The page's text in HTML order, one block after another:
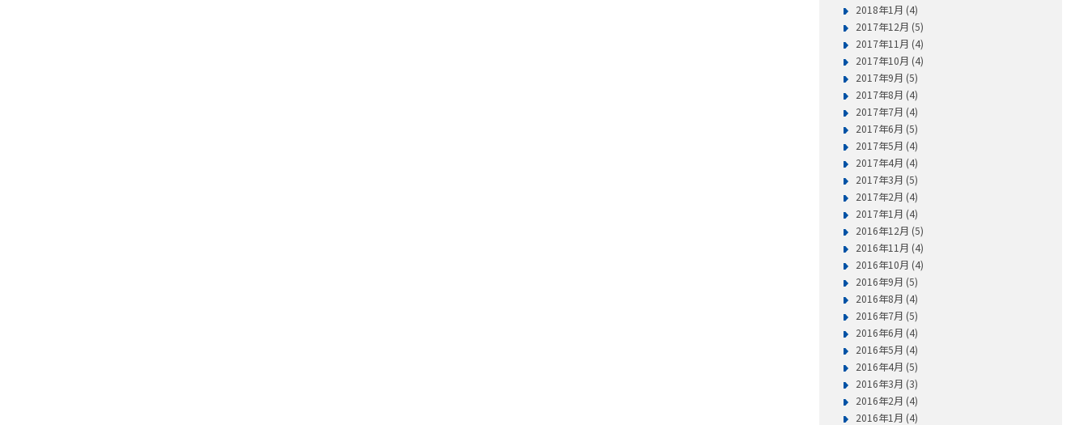
2018年1月 (4)
2017年12月 (5)
2017年11月 (4)
2017年10月 (4)
2017年9月 (5)
2017年8月 (4)
2017年7月 (4)
2017年6月 (5)
2017年5月 (4)
2017年4月 (4)
2017年3月 (5)
2017年2月 (4)
2017年1月 (4)
2016年12月 (5)
2016年11月 (4)
2016年10月 (4)
2016年9月 (5)
2016年8月 (4)
2016年7月 (5)
2016年6月 (4)
2016年5月 (4)
2016年4月 (5)
2016年3月 (3)
2016年2月 (4)
2016年1月 (4)